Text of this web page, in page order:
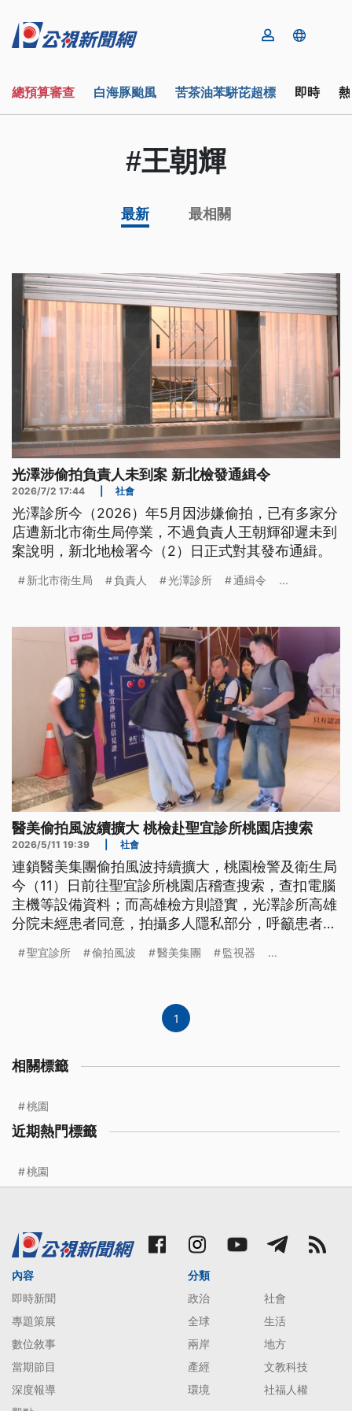
總預算審查 白海豚颱風 苦茶油苯駢芘超標 即時
#王朝輝
最新 最相關
光澤涉偷拍負責人未到案 新北檢發通緝令
2026/7/2 17:44 社會
光澤診所今（2026）年5月因涉嫌偷拍，已有多家分
店遭新北市衛生局停業，不過負責人王朝輝卻遲未到
案說明，新北地檢署今（2）日正式對其發布通緝。
新北市衛生局 負責人 光澤診所 通緝令 ...
醫美偷拍風波續擴大 桃檢赴聖宜診所桃園店搜索
2026/5/11 19:39 社會
連鎖醫美集團偷拍風波持續擴大，桃園檢警及衛生局
今（11）日前往聖宜診所桃園店稽查搜索，查扣電腦
主機等設備資料；而高雄檢方則證實，光澤診所高雄
分院未經患者同意，拍攝多人隱私部分，呼籲患者能
權益。衛福部長石崇良上午強調，診所要在診療空間
聖宜診所 偷拍風波 醫美集團 監視器 ...
1
相關標籤
桃園
近期熱門標籤
桃園
內容
即時新聞
專題策展
數位敘事
當期節目
深度報導
分類
政治
社會
全球
生活
兩岸
地方
產經
文教科技
環境
社福人權